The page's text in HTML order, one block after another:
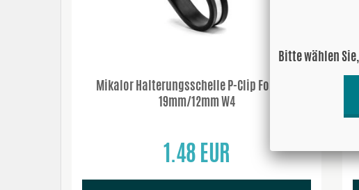
Mikalor Halterungsschelle P-Clip Forma D
19mm/12mm W4
1.48 EUR
Bitte wählen